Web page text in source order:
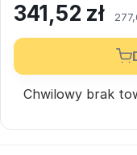
341,52 zł
Chwilowy brak